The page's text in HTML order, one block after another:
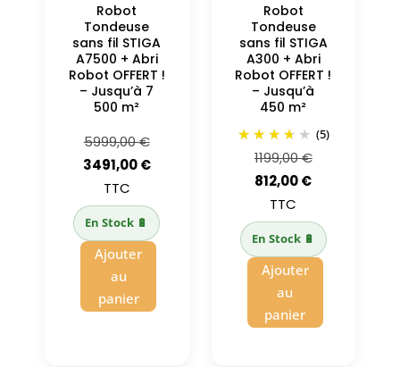
Robot
Tondeuse
sans fil STIGA
A7500 + Abri
Robot OFFERT !
– Jusqu’à 7
500 m²
5999,00€Le
prix
était :
5999,00 €.
3491,00€Le
actuel
est :
TTC
En Stock 🔋
Ajouter
au
panier
Robot
Tondeuse
sans fil STIGA
A300 + Abri
Robot OFFERT !
– Jusqu’à
450 m²
(5)
1199,00€Le
prix
était :
1199,00 €.
812,00€Le
actuel
est :
TTC
En Stock 🔋
Ajouter
au
panier